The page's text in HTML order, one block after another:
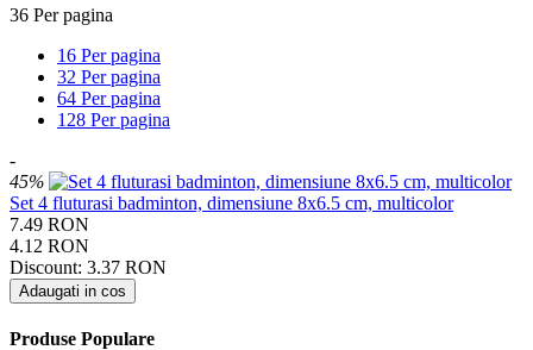
36 Per pagina
16 Per pagina
32 Per pagina
64 Per pagina
128 Per pagina
-
45%
Set 4 fluturasi badminton, dimensiune 8x6.5 cm, multicolor
7.49 RON
4.12 RON
Discount: 3.37 RON
Adaugati in cos
Produse Populare